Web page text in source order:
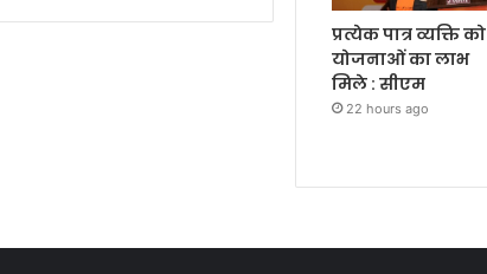
प्रत्येक पात्र व्यक्ति को
योजनाओं का लाभ
मिले : सीएम
22 hours ago